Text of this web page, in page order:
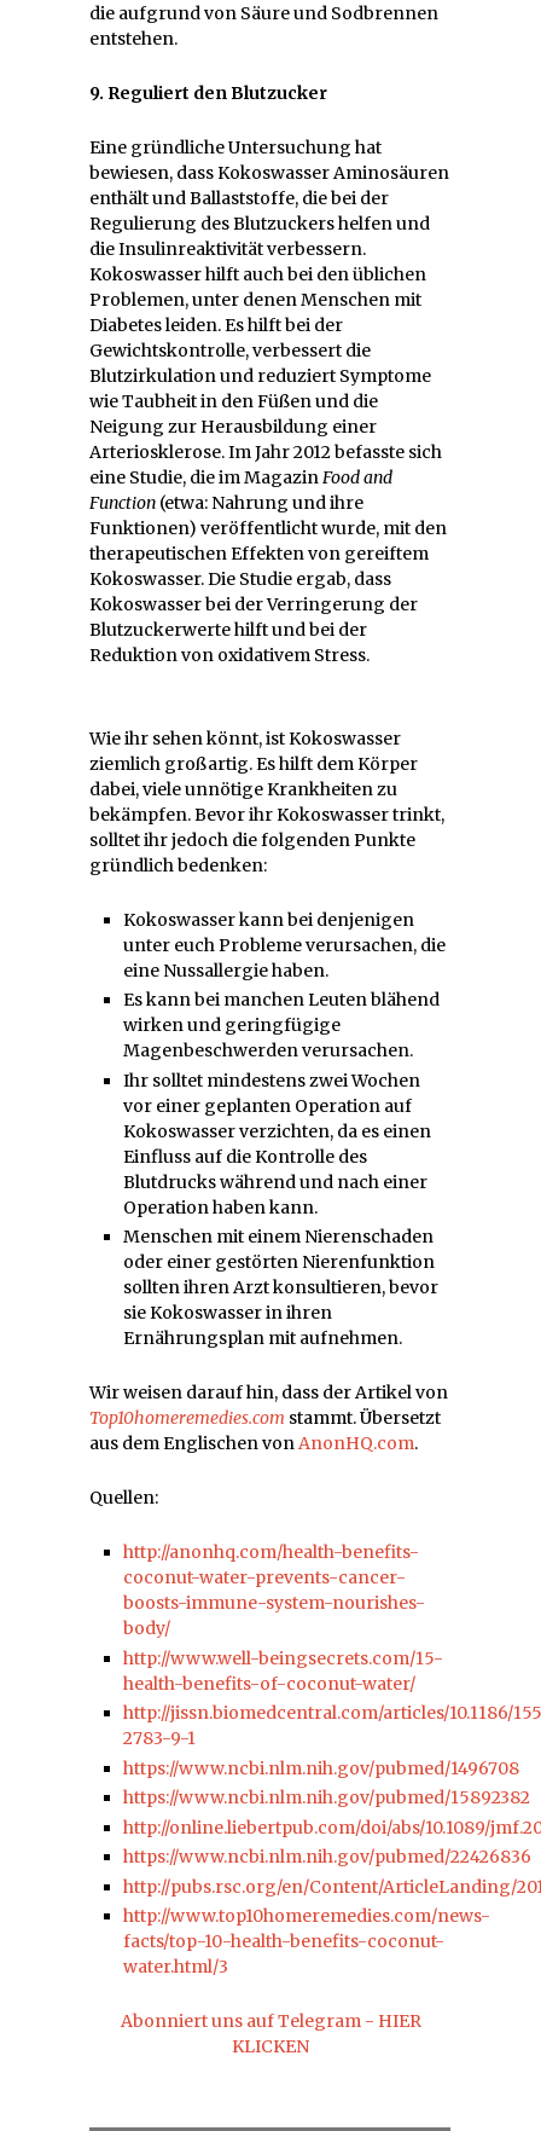
die aufgrund von Säure und Sodbrennen
entstehen.
9. Reguliert den Blutzucker
Eine gründliche Untersuchung hat
bewiesen, dass Kokoswasser Aminosäuren
enthält und Ballaststoffe, die bei der
Regulierung des Blutzuckers helfen und
die Insulinreaktivität verbessern.
Kokoswasser hilft auch bei den üblichen
Problemen, unter denen Menschen mit
Diabetes leiden. Es hilft bei der
Gewichtskontrolle, verbessert die
Blutzirkulation und reduziert Symptome
wie Taubheit in den Füßen und die
Neigung zur Herausbildung einer
Arteriosklerose. Im Jahr 2012 befasste sich
eine Studie, die im MagazinFood and
Function (etwa: Nahrung und ihre
Funktionen) veröffentlicht wurde, mit den
therapeutischen Effekten von gereiftem
Kokoswasser. Die Studie ergab, dass
Kokoswasser bei der Verringerung der
Blutzuckerwerte hilft und bei der
Reduktion von oxidativem Stress.
Wie ihr sehen könnt, ist Kokoswasser
ziemlich großartig. Es hilft dem Körper
dabei, viele unnötige Krankheiten zu
bekämpfen. Bevor ihr Kokoswasser trinkt,
solltet ihr jedoch die folgenden Punkte
gründlich bedenken:
Kokoswasser kann bei denjenigen
unter euch Probleme verursachen, die
eine Nussallergie haben.
Es kann bei manchen Leuten blähend
wirken und geringfügige
Magenbeschwerden verursachen.
Ihr solltet mindestens zwei Wochen
vor einer geplanten Operation auf
Kokoswasser verzichten, da es einen
Einfluss auf die Kontrolle des
Blutdrucks während und nach einer
Operation haben kann.
Menschen mit einem Nierenschaden
oder einer gestörten Nierenfunktion
sollten ihren Arzt konsultieren, bevor
sie Kokoswasser in ihren
Ernährungsplan mit aufnehmen.
Wir weisen darauf hin, dass der Artikel von
Top10homeremedies.com stammt. Übersetzt
aus dem Englischen vonAnonHQ.com.
Quellen:
http://anonhq.com/health-benefits-
coconut-water-prevents-cancer-
boosts-immune-system-nourishes-
body/
http://www.well-beingsecrets.com/15-
health-benefits-of-coconut-water/
http://jissn.biomedcentral.com/articles/10.1186/
2783-9-1
https://www.ncbi.nlm.nih.gov/pubmed/1496708
https://www.ncbi.nlm.nih.gov/pubmed/15892382
http://online.liebertpub.com/doi/abs/10.1089/
https://www.ncbi.nlm.nih.gov/pubmed/22426836
http://pubs.rsc.org/en/Content/ArticleLanding/
http://www.top10homeremedies.com/news-
facts/top-10-health-benefits-coconut-
water.html/3
Abonniert uns auf Telegram - HIER
KLICKEN